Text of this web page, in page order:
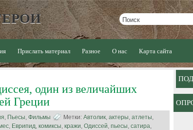
Прислать материал Разное О нас Карта сайта
один из величайших
Греции
, Пьесы, Фильмы Метки: Автолик, актеры, атлеты,
, Еврипид, комиксы, кражи, Одиссей, пьесы, сатира,